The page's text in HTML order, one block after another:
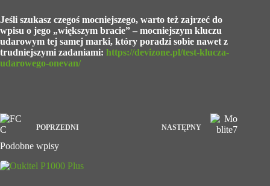
Jeśli szukasz czegoś mocniejszego, warto też zajrzeć do
wpisu o jego „większym bracie” – mocniejszym kluczu
udarowym tej samej marki, który poradzi sobie nawet z
trudniejszymi zadaniami: https://devizone.pl/test-klucza-
udarowego-onevan/
POPRZEDNI NASTĘPNY
Podobne wpisy